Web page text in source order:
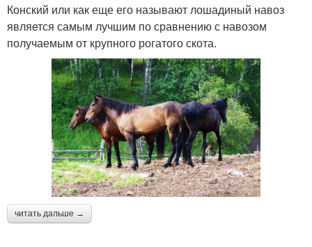
Конский или как еще его называют лошадиный навоз
является самым лучшим по сравнению с навозом
получаемым от крупного рогатого скота.
читать дальше →